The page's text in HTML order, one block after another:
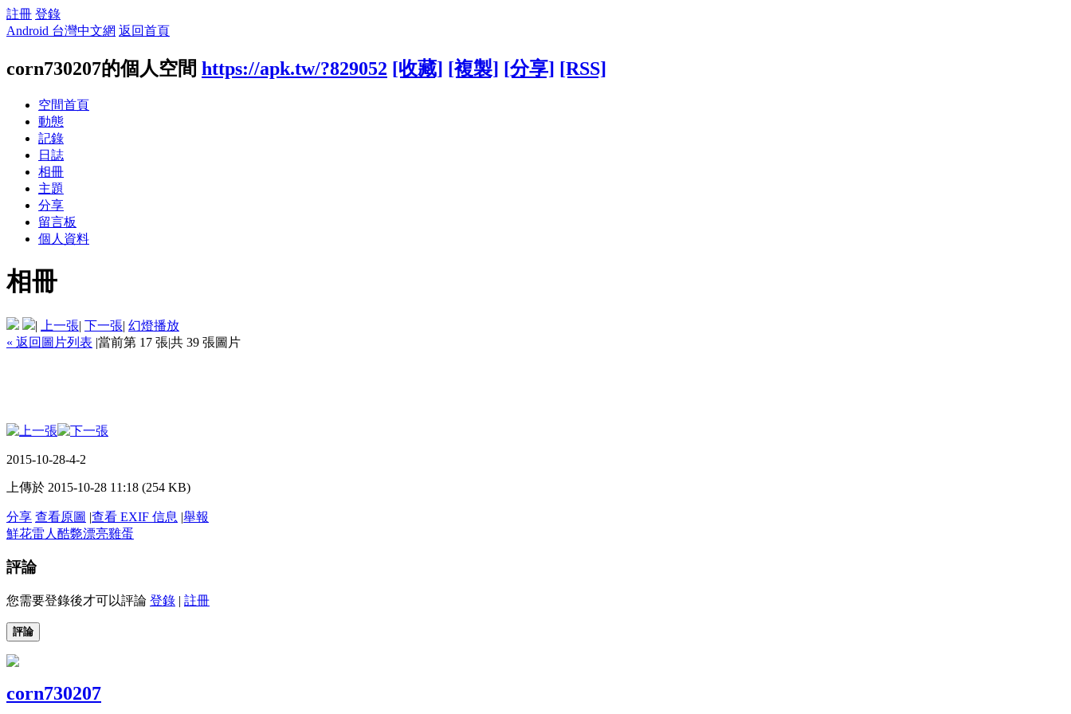
註冊 登錄
Android 台灣中文網 返回首頁
corn730207的個人空間 https://apk.tw/?829052 [收藏] [複製] [分享] [RSS]
空間首頁
動態
記錄
日誌
相冊
主題
分享
留言板
個人資料
相冊
| 上一張| 下一張| 幻燈播放
« 返回圖片列表 |當前第 17 張|共 39 張圖片
2015-10-28-4-2
上傳於 2015-10-28 11:18 (254 KB)
分享 查看原圖 |查看 EXIF 信息 |舉報
鮮花雷人 酷斃漂亮雞蛋
評論
您需要登錄後才可以評論 登錄 | 註冊
評論
corn730207